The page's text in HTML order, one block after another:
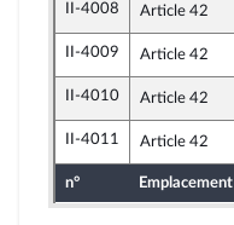
II-4008 Article 42
II-4009 Article 42
II-4010 Article 42
II-4011 Article 42
n° Emplacement